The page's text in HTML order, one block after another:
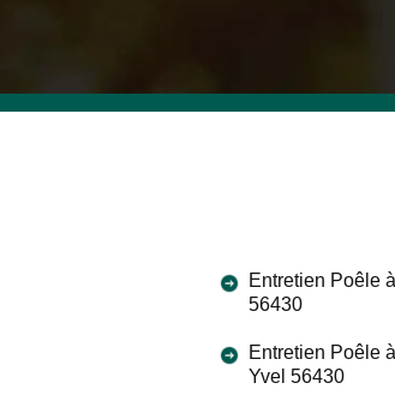
Entretien Poêle
56430
Entretien Poêle
Yvel 56430